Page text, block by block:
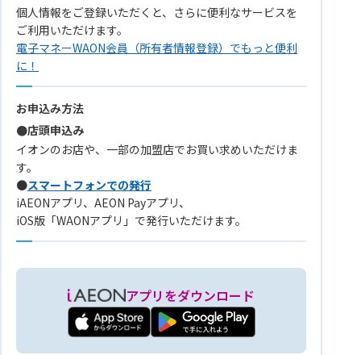
個人情報をご登録いただくと、さらに便利なサービスを
ご利用いただけます。
電子マネーWAON会員（所有者情報登録）でもっと便利
に！
お申込み方法
●店頭申込み
イオンのお店や、一部の加盟店でお買い求めいただけま
す。
●スマートフォンでの発行
iAEONアプリ、AEON Payアプリ、
iOS版「WAONアプリ」で発行いただけます。
アプリをダウンロード